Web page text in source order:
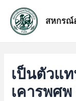
content
สหกรณ์
เป็นตัวแ
เคารพศ
เรื่อง